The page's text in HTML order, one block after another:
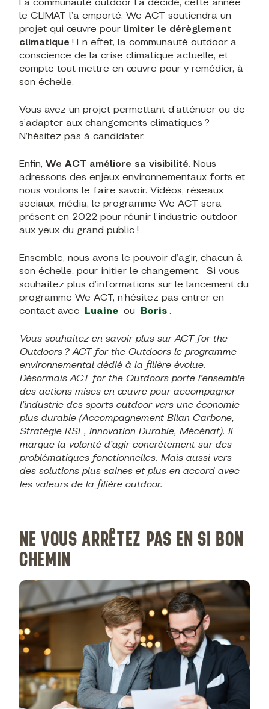
La communauté outdoor l’a décidé, cette année
le CLIMAT l’a emporté. We ACT soutiendra un
projet qui œuvre pour limiter le dérèglement
climatique ! En effet, la communauté outdoor a
conscience de la crise climatique actuelle, et
compte tout mettre en œuvre pour y remédier, à
son échelle.
Vous avez un projet permettant d’atténuer ou de
s’adapter aux changements climatiques ?
N’hésitez pas à candidater.
Enfin, We ACT améliore sa visibilité. Nous
adressons des enjeux environnementaux forts et
nous voulons le faire savoir. Vidéos, réseaux
sociaux, média, le programme We ACT sera
présent en 2022 pour réunir l’industrie outdoor
aux yeux du grand public !
Ensemble, nous avons le pouvoir d’agir, chacun à
son échelle, pour initier le changement.
Si vous
souhaitez plus d’informations sur le lancement du
programme We ACT, n’hésitez pas entrer en
contact avec Luaine ou Boris .
Vous souhaitez en savoir plus sur ACT for the
Outdoors ? ACT for the Outdoors le programme
environnemental dédié à la filière évolue.
Désormais ACT for the Outdoors porte l’ensemble
des actions mises en œuvre pour accompagner
l’industrie des sports outdoor vers une économie
plus durable (Accompagnement Bilan Carbone,
Stratégie RSE, Innovation Durable, Mécénat). Il
marque la volonté d’agir concrètement sur des
problématiques fonctionnelles. Mais aussi vers
des solutions plus saines et plus en accord avec
les valeurs de la filière outdoor.
NE VOUS ARRÊTEZ PAS EN SI BON
CHEMIN